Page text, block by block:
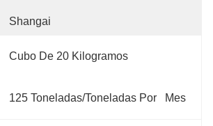
Shangai
Cubo De 20 Kilogramos
125 Toneladas/toneladas Por   Mes